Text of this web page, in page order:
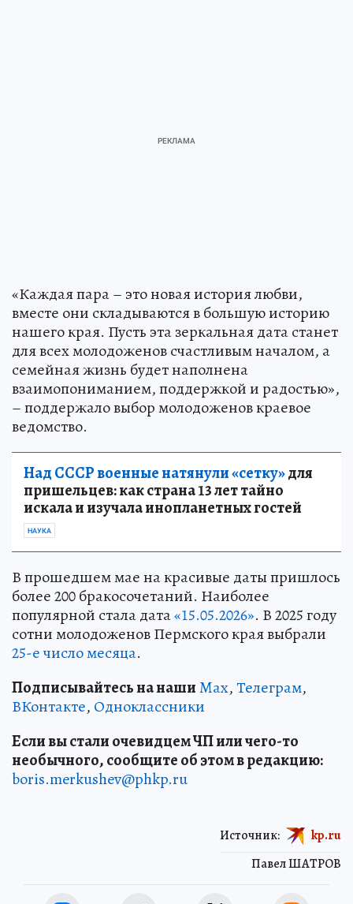
«Каждая пара – это новая история любви,
вместе они складываются в большую историю
нашего края. Пусть эта зеркальная дата станет
для всех молодоженов счастливым началом, а
семейная жизнь будет наполнена
взаимопониманием, поддержкой и радостью»,
– поддержало выбор молодоженов краевое
ведомство.
Над СССР военные натянули «сетку»для
пришельцев: как страна 13 лет тайно
искала и изучала инопланетных гостей
НАУКА
В прошедшем мае на красивые даты пришлось
более 200 бракосочетаний. Наиболее
популярной стала дата«15.05.2026». В 2025 году
сотни молодоженов Пермского края выбрали
25-е число месяца.
Подписывайтесь на нашиMax,Телеграм,
ВКонтакте, Одноклассники
Если вы стали очевидцем ЧП или чего-то
необычного, сообщите об этом в редакцию:
boris.merkushev@phkp.ru
Павел ШАТРОВ
Источник: kp.ru